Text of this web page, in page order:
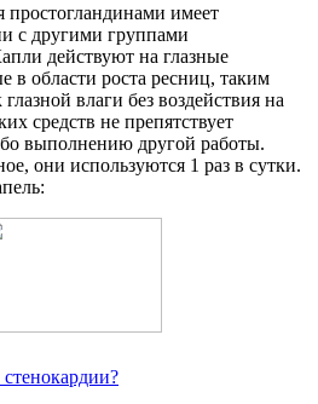
простогландинами имеет
с другими группами
действуют на глазные
в области роста ресниц, таким
влаги без воздействия на
средств не препятствует
выполнению другой работы.
они используются 1 раз в сутки.